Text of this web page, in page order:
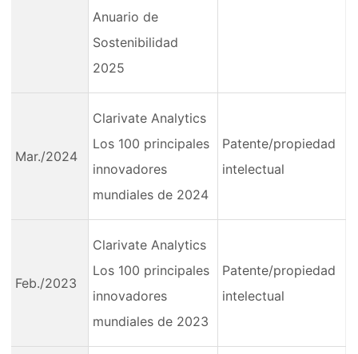
Anuario de
Sostenibilidad
2025
Mar./2024
Clarivate Analytics
Los 100 principales
innovadores
mundiales de 2024
Patente/propiedad
intelectual
Feb./2023
Clarivate Analytics
Los 100 principales
innovadores
mundiales de 2023
Patente/propiedad
intelectual